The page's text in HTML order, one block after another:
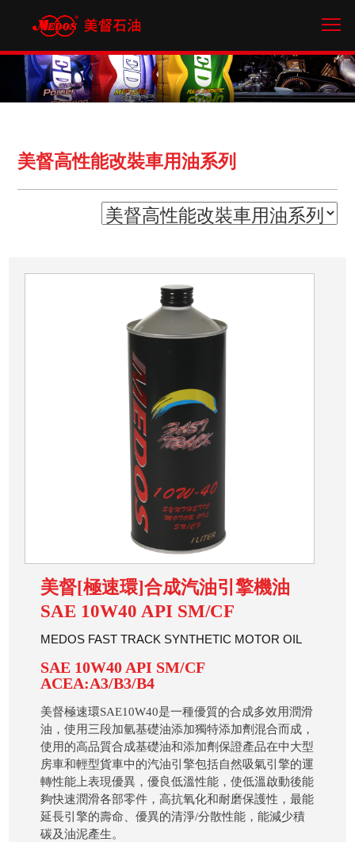
美督高性能改裝車用油系列
美督[極速環]合成汽油引擎機油
SAE 10W40 API SM/CF
MEDOS FAST TRACK SYNTHETIC MOTOR OIL
SAE 10W40 API SM/CF
ACEA:A3/B3/B4
美督極速環SAE10W40是一種優質的合成多效用潤滑
油，使用三段加氫基礎油添加獨特添加劑混合而成，
使用的高品質合成基礎油和添加劑保證產品在中大型
房車和輕型貨車中的汽油引擎包括自然吸氣引擎的運
轉性能上表現優異，優良低溫性能，使低溫啟動後能
夠快速潤滑各部零件，高抗氧化和耐磨保護性，最能
延長引擎的壽命、優異的清淨/分散性能，能減少積
碳及油泥產生。